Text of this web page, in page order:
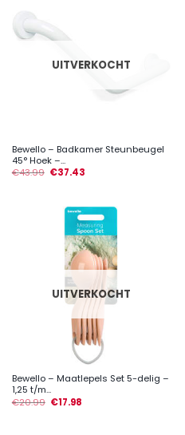
UITVERKOCHT
Bewello – Badkamer Steunbeugel
45° Hoek –...
€43.99 €37.43
UITVERKOCHT
Bewello – Maatlepels Set 5-delig –
1,25 t/m...
€20.99 €17.98